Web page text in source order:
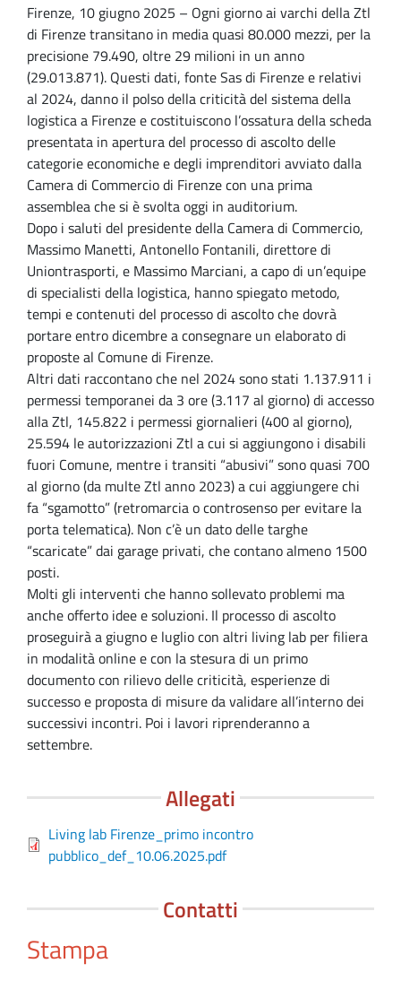
Firenze, 10 giugno 2025 – Ogni giorno ai varchi della Ztl
di Firenze transitano in media quasi 80.000 mezzi, per la
precisione 79.490, oltre 29 milioni in un anno
(29.013.871). Questi dati, fonte Sas di Firenze e relativi
al 2024, danno il polso della criticità del sistema della
logistica a Firenze e costituiscono l’ossatura della scheda
presentata in apertura del processo di ascolto delle
categorie economiche e degli imprenditori avviato dalla
Camera di Commercio di Firenze con una prima
assemblea che si è svolta oggi in auditorium.
Dopo i saluti del presidente della Camera di Commercio,
Massimo Manetti, Antonello Fontanili, direttore di
Uniontrasporti, e Massimo Marciani, a capo di un’equipe
di specialisti della logistica, hanno spiegato metodo,
tempi e contenuti del processo di ascolto che dovrà
portare entro dicembre a consegnare un elaborato di
proposte al Comune di Firenze.
Altri dati raccontano che nel 2024 sono stati 1.137.911 i
permessi temporanei da 3 ore (3.117 al giorno) di accesso
alla Ztl, 145.822 i permessi giornalieri (400 al giorno),
25.594 le autorizzazioni Ztl a cui si aggiungono i disabili
fuori Comune, mentre i transiti “abusivi” sono quasi 700
al giorno (da multe Ztl anno 2023) a cui aggiungere chi
fa “sgamotto” (retromarcia o controsenso per evitare la
porta telematica). Non c’è un dato delle targhe
“scaricate” dai garage privati, che contano almeno 1500
posti.
Molti gli interventi che hanno sollevato problemi ma
anche offerto idee e soluzioni. Il processo di ascolto
proseguirà a giugno e luglio con altri living lab per filiera
in modalità online e con la stesura di un primo
documento con rilievo delle criticità, esperienze di
successo e proposta di misure da validare all’interno dei
successivi incontri. Poi i lavori riprenderanno a
settembre.
Allegati
Living lab Firenze_primo incontro
pubblico_def_10.06.2025.pdf
Contatti
Stampa